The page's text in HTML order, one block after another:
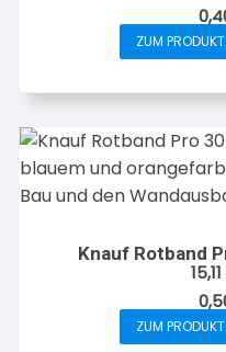
ZUM
Knauf Rotband
15,11
ZUM